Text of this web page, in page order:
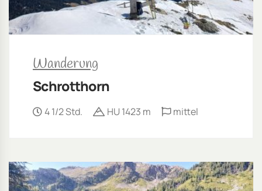
Wanderung
Schrotthorn
4 1/2 Std. HU 1423 m mittel